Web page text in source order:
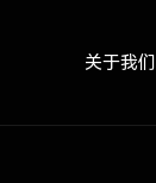
关于我们